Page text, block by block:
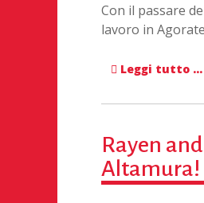
Con il passare
lavoro in
Leggi tutto …
Rayen
Altamura!